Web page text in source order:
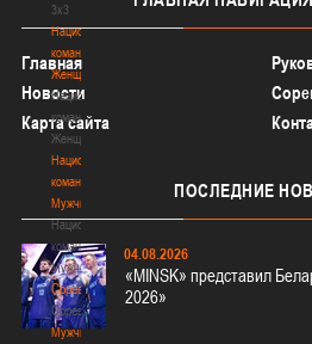
3х3
Национальная
команда.
Женщины
Национальная
команда.
Женщины
Национальная
команда.
Мужчины
Национальная
команда.
Мужчины
Соревнования
Соревнования
Мужчины
Главная
Новости
Карта сайта
ПОСЛЕДНИЕ
04.08.2026
«MINSK» представил
2026»